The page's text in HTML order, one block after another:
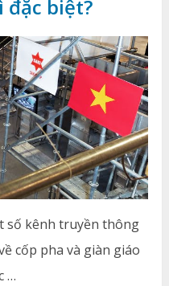
đặc biệt?
số kênh truyền thông
cốp pha và giàn giáo
…